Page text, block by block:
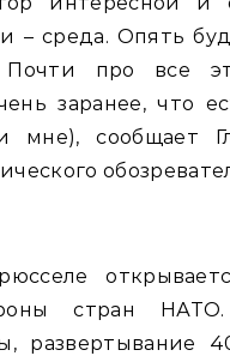
– среда. Опять
Почти про все
заранее, что
сообщает
стран
развертывание